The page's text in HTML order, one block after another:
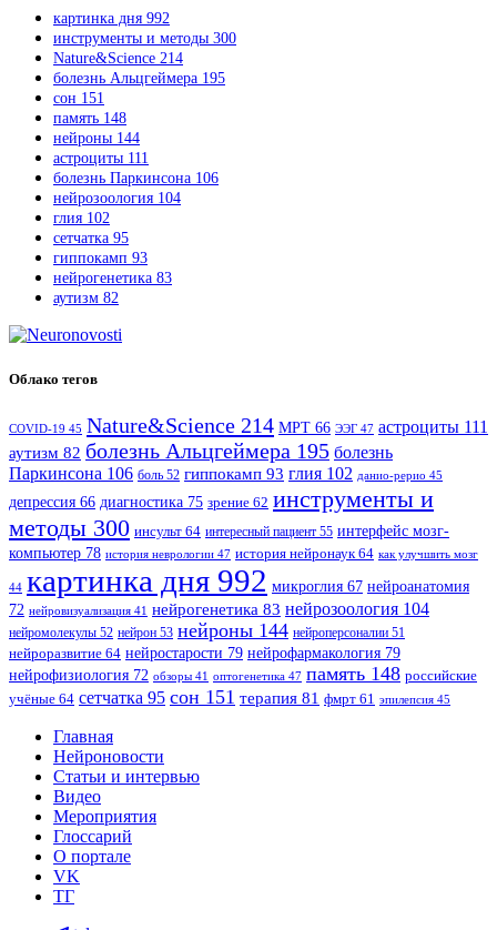
картинка дня 992
инструменты и методы 300
Nature&Science 214
болезнь Альцгеймера 195
сон 151
память 148
нейроны 144
астроциты 111
болезнь Паркинсона 106
нейрозоология 104
глия 102
сетчатка 95
гиппокамп 93
нейрогенетика 83
аутизм 82
Облако тегов
COVID-19 45 Nature&Science 214 МРТ 66 ЭЭГ 47 астроциты 111
аутизм 82 болезнь Альцгеймера 195 болезнь
Паркинсона 106 боль 52 гиппокамп 93 глия 102 данио-рерио 45
депрессия 66 диагностика 75 зрение 62 инструменты и
методы 300 инсульт 64 интересный пациент 55 интерфейс мозг-
компьютер 78 история неврологии 47 история нейронаук 64 как улучшить мозг
44 картинка дня 992 микроглия 67 нейроанатомия
72 нейровизуализация 41 нейрогенетика 83 нейрозоология 104
нейромолекулы 52 нейрон 53 нейроны 144 нейроперсоналии 51
нейроразвитие 64 нейростарости 79 нейрофармакология 79
нейрофизиология 72 обзоры 41 оптогенетика 47 память 148 российские
учёные 64 сетчатка 95 сон 151 терапия 81 фмрт 61 эпилепсия 45
Главная
Нейроновости
Статьи и интервью
Видео
Мероприятия
Глоссарий
О портале
VK
ТГ